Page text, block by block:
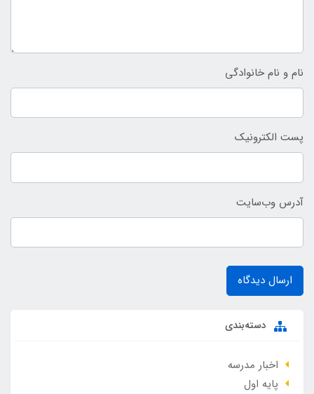
نام و نام خانوادگی
پست الکترونیک
آدرس وب‌سایت
ارسال دیدگاه
دسته‌بندی
اخبار مدرسه
پایه اول